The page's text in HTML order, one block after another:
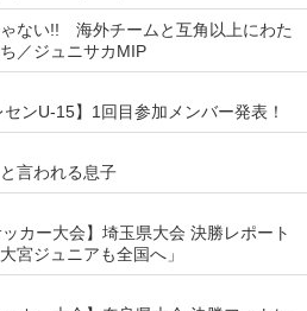
ない!! 海外チームと互角以上にわた
／ジュニサカMIP
センU-15】1回目参加メンバー発表！
言われる息子
ッカー大会】埼玉県大会 決勝レポート
宮ジュニアも全国へ」